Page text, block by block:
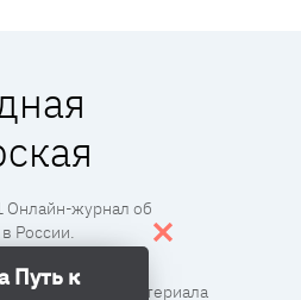
Онлайн-журнал об
России.
Перпечатка материала
Путь к